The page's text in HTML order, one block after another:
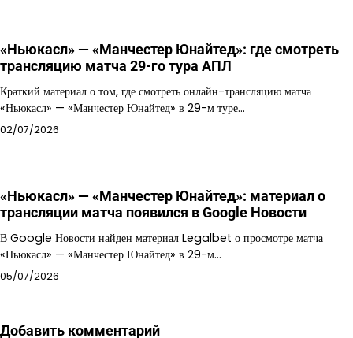
«Ньюкасл» — «Манчестер Юнайтед»: где смотреть
трансляцию матча 29-го тура АПЛ
Краткий материал о том, где смотреть онлайн-трансляцию матча
«Ньюкасл» — «Манчестер Юнайтед» в 29-м туре…
02/07/2026
«Ньюкасл» — «Манчестер Юнайтед»: материал о
трансляции матча появился в Google Новости
В Google Новости найден материал Legalbet о просмотре матча
«Ньюкасл» — «Манчестер Юнайтед» в 29-м…
05/07/2026
Добавить комментарий